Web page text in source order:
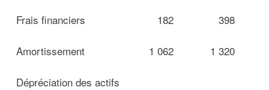
Frais financiers 182 398
Amortissement 1 062 1 320
Dépréciation des actifs